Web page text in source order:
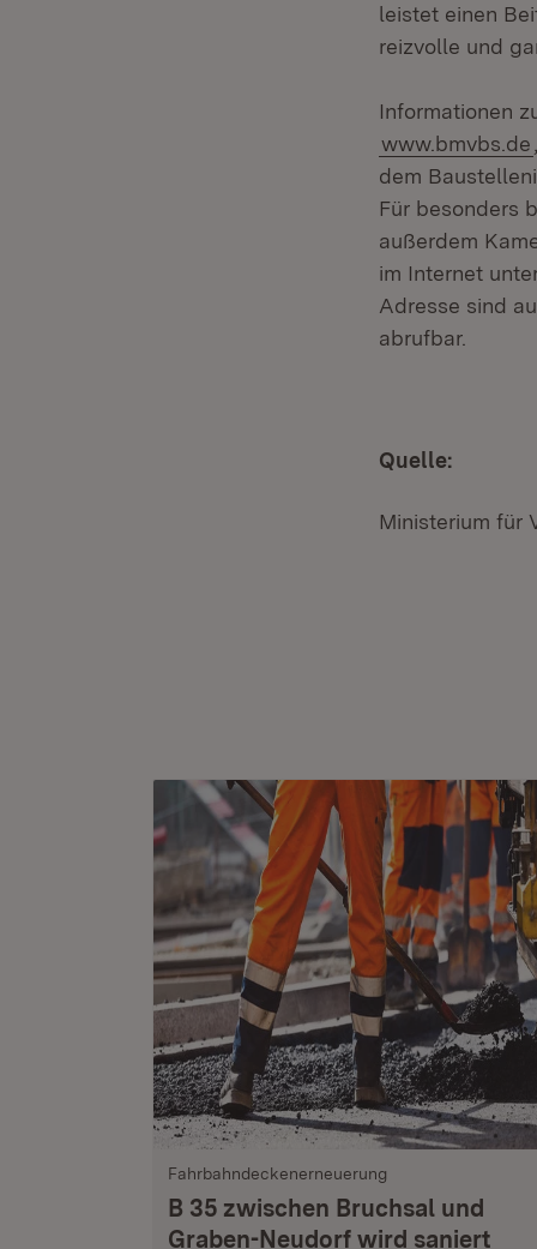
leistet einen
reizvolle und
Informationen
www.bmvbs.de
dem
Für besonders
außerdem
im Internet
Adresse sind
abrufbar.
Quelle:
Ministerium für
Fahrbahndeckenerneuerung
B 35 zwischen Bruchsal und
Graben-Neudorf wird saniert